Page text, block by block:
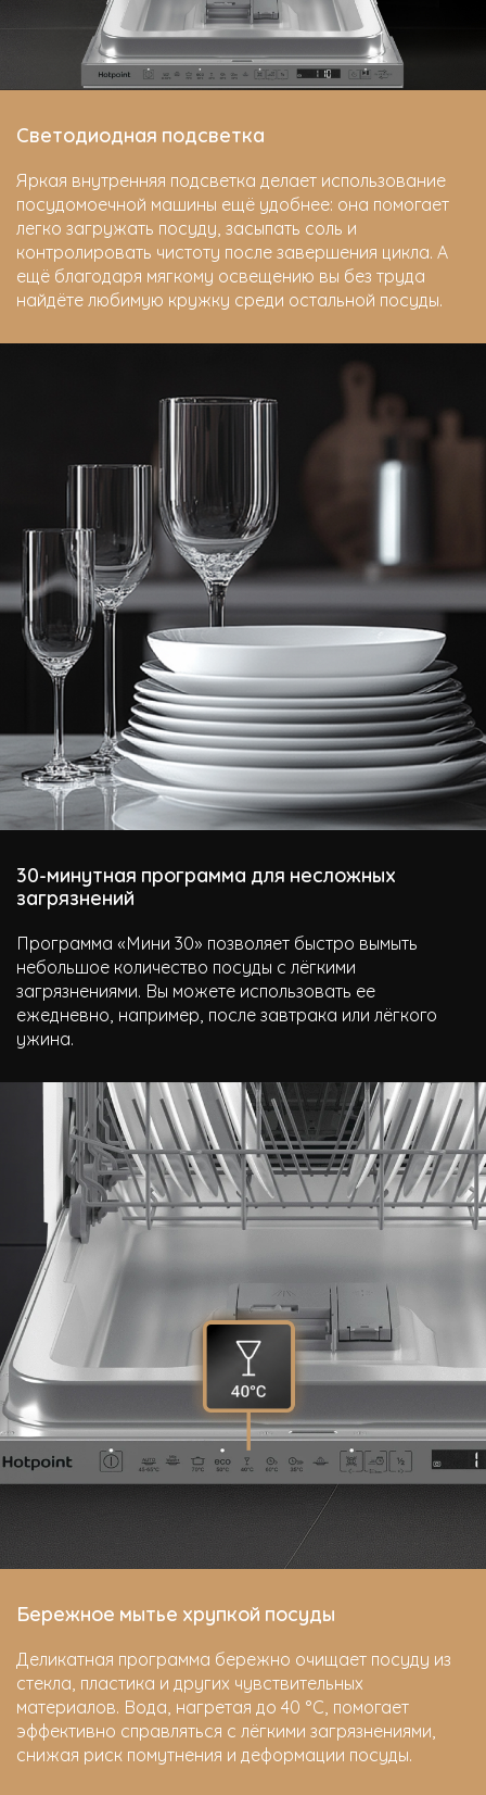
Светодиодная подсветка
Яркая внутренняя подсветка делает использование
посудомоечной машины ещё удобнее: она помогает
легко загружать посуду, засыпать соль и
контролировать чистоту после завершения цикла. А
ещё благодаря мягкому освещению вы без труда
найдёте любимую кружку среди остальной посуды.
30-минутная программа для несложных
загрязнений
Программа «Мини 30» позволяет быстро вымыть
небольшое количество посуды с лёгкими
загрязнениями. Вы можете использовать ее
ежедневно, например, после завтрака или лёгкого
ужина.
Бережное мытье хрупкой посуды
Деликатная программа бережно очищает посуду из
стекла, пластика и других чувствительных
материалов. Вода, нагретая до 40 °C, помогает
эффективно справляться с лёгкими загрязнениями,
снижая риск помутнения и деформации посуды.